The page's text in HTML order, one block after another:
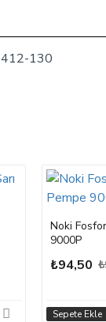
130
Noki
9000P
₺94,50
Sepete Ekle